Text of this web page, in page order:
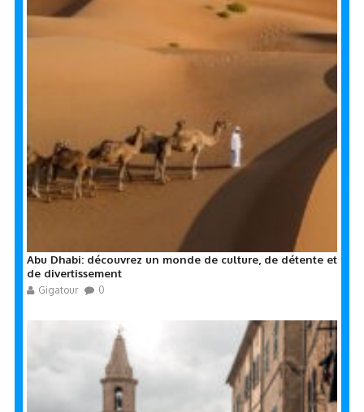
Abu Dhabi: découvrez un monde de culture, de détente et
de divertissement
Gigatour 0